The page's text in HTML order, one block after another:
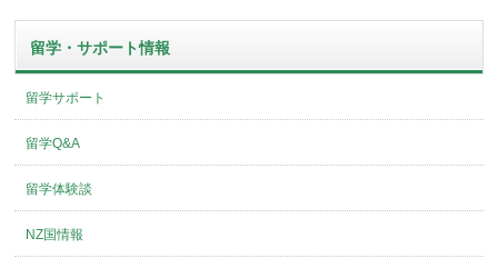
留学・サポート情報
留学サポート
留学Q&A
留学体験談
NZ国情報